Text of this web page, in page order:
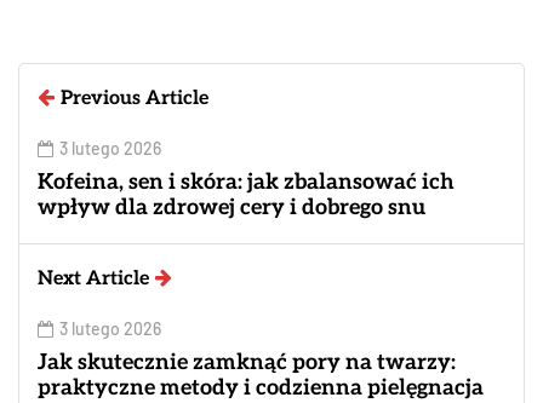
Previous Article
3 lutego 2026
Kofeina, sen i skóra: jak zbalansować ich
wpływ dla zdrowej cery i dobrego snu
Next Article
3 lutego 2026
Jak skutecznie zamknąć pory na twarzy:
praktyczne metody i codzienna pielęgnacja